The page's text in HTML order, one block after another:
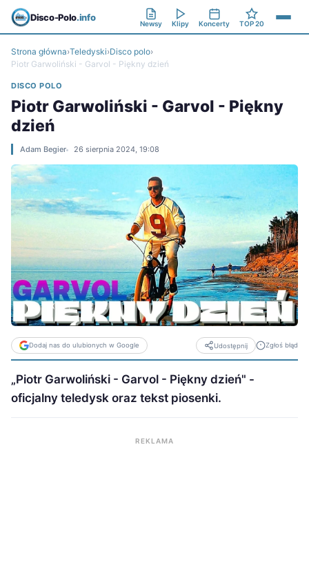
Disco-Polo.info
Newsy Klipy Koncerty TOP 20
Strona główna›Teledyski›Disco polo›
Piotr Garwoliński - Garvol - Piękny dzień
DISCO POLO
Piotr Garwoliński - Garvol - Piękny
dzień
Adam Begier 26 sierpnia 2024, 19:08
Dodaj nas do ulubionych w Google Udostępnij Zgłoś błąd
„Piotr Garwoliński - Garvol - Piękny dzień" -
oficjalny teledysk oraz tekst piosenki.
REKLAMA